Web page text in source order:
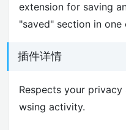
extension for saving
"saved" section in one
插件详情
Respects your
wsing activity.